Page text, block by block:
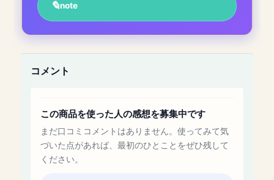
note
コメント
この商品を使った人の感想を募集中です
まだ口コミコメントはありません。使ってみて気
づいた点があれば、最初のひとことをぜひ残して
ください。